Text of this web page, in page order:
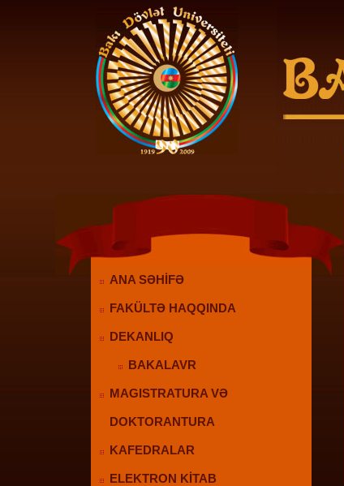
ANA SƏHİFƏ
FAKÜLTƏ HAQQINDA
DEKANLIQ
BAKALAVR
MAGISTRATURA VƏ
DOKTORANTURA
KAFEDRALAR
ELEKTRON KİTAB